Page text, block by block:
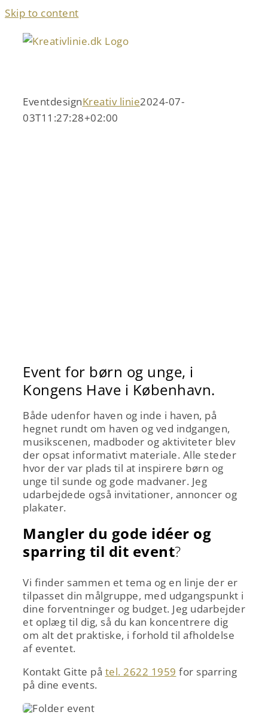
Skip to content
EventdesignKreativ linie2024-07-
03T11:27:28+02:00
Event for børn og unge, i
Kongens Have i København.
Både udenfor haven og inde i haven, på
hegnet rundt om haven og ved indgangen,
musikscenen, madboder og aktiviteter blev
der opsat informativt materiale. Alle steder
hvor der var plads til at inspirere børn og
unge til sunde og gode madvaner. Jeg
udarbejdede også invitationer, annoncer og
plakater.
Mangler du gode idéer og
sparring til dit event?
Vi finder sammen et tema og en linje der er
tilpasset din målgruppe, med udgangspunkt i
dine forventninger og budget. Jeg udarbejder
et oplæg til dig, så du kan koncentrere dig
om alt det praktiske, i forhold til afholdelse
af eventet.
Kontakt Gitte på tel. 2622 1959 for sparring
på dine events.